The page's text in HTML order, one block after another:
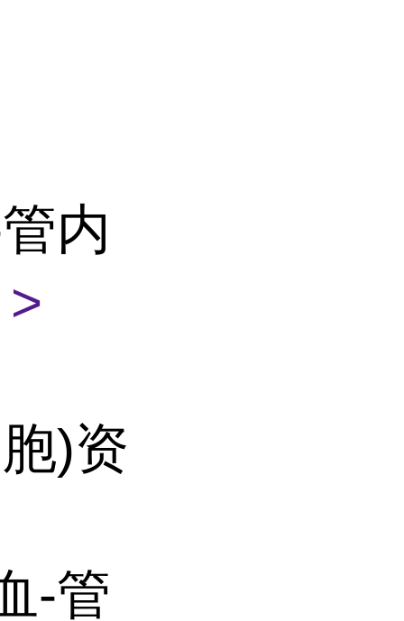
内
)资
-管